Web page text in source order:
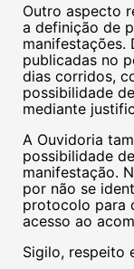
Outro aspecto
a definição de
manifestações.
publicadas no
dias corridos,
possibilidade
mediante
A Ouvidoria
possibilidade
manifestação.
por não se
protocolo para
acesso ao
Sigilo, respeito